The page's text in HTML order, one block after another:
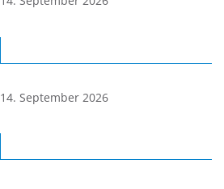
14. September 2026